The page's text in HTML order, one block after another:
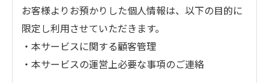
お客様よりお預かりした個人情報は、以下の目的に
限定し利用させていただきます。
・本サービスに関する顧客管理
・本サービスの運営上必要な事項のご連絡